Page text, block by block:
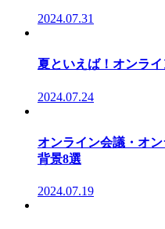
2024.07.31
夏といえば！オンラ
2024.07.24
オンライン会議・オ
背景8選
2024.07.19